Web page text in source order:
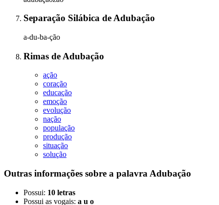
Separação Silábica deAdubação
a-du-ba-ção
Rimas de Adubação
ação
coração
educação
emoção
evolução
nação
população
produção
situação
solução
Outras informações sobre a palavra Adubação
Possui: 10 letras
Possui as vogais: a u o